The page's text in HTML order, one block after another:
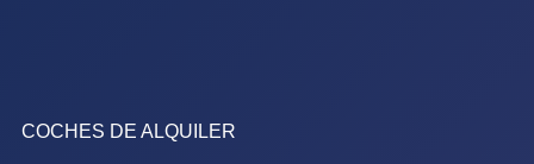
COCHES DE ALQUILER